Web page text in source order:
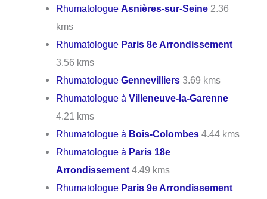
Rhumatologue Asnières-sur-Seine 2.36
kms
Rhumatologue Paris 8e Arrondissement
3.56 kms
RhumatologueGennevilliers 3.69 kms
Rhumatologue àVilleneuve-la-Garenne
4.21 kms
Rhumatologue à Bois-Colombes 4.44 kms
Rhumatologue à Paris 18e
Arrondissement 4.49 kms
Rhumatologue Paris 9e Arrondissement